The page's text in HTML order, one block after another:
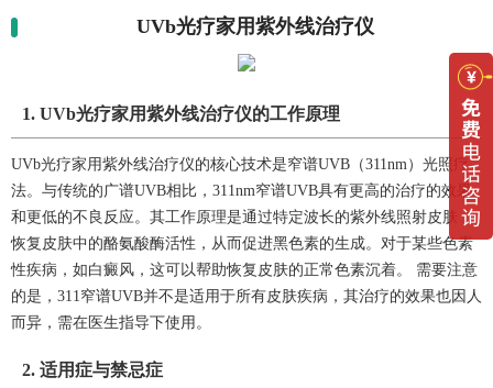
UVb光疗家用紫外线治疗仪
1. UVb光疗家用紫外线治疗仪的工作原理
UVb光疗家用紫外线治疗仪的核心技术是窄谱UVB（311nm）光照疗
法。与传统的广谱UVB相比，311nm窄谱UVB具有更高的治疗的效果
和更低的不良反应。其工作原理是通过特定波长的紫外线照射皮肤，
恢复皮肤中的酪氨酸酶活性，从而促进黑色素的生成。对于某些色素
性疾病，如白癜风，这可以帮助恢复皮肤的正常色素沉着。 需要注意
的是，311窄谱UVB并不是适用于所有皮肤疾病，其治疗的效果也因人
而异，需在医生指导下使用。
2. 适用症与禁忌症